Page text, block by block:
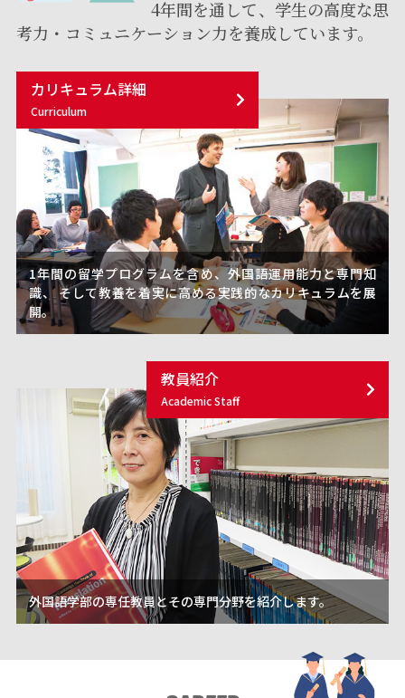
4年間を通して、学生の高度な思
考力・コミュニケーション力を養成しています。
カリキュラム詳細
Curriculum
1年間の留学プログラムを含め、外国語運用能力と専門知
識、 そして教養を着実に高める実践的なカリキュラムを展
開。
教員紹介
Academic Staff
外国語学部の専任教員とその専門分野を紹介します。